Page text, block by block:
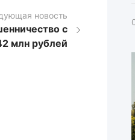
новость
с
млн рублей